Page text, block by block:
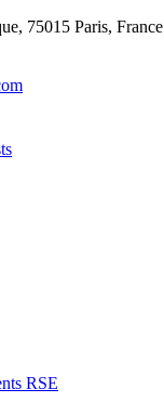
75015 Paris, France
RSE